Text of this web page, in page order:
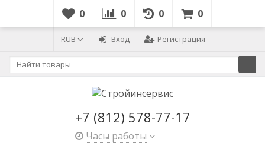
0 0 0 0
RUB Вход Регистрация
+7 (812) 578-77-17
Часы работы